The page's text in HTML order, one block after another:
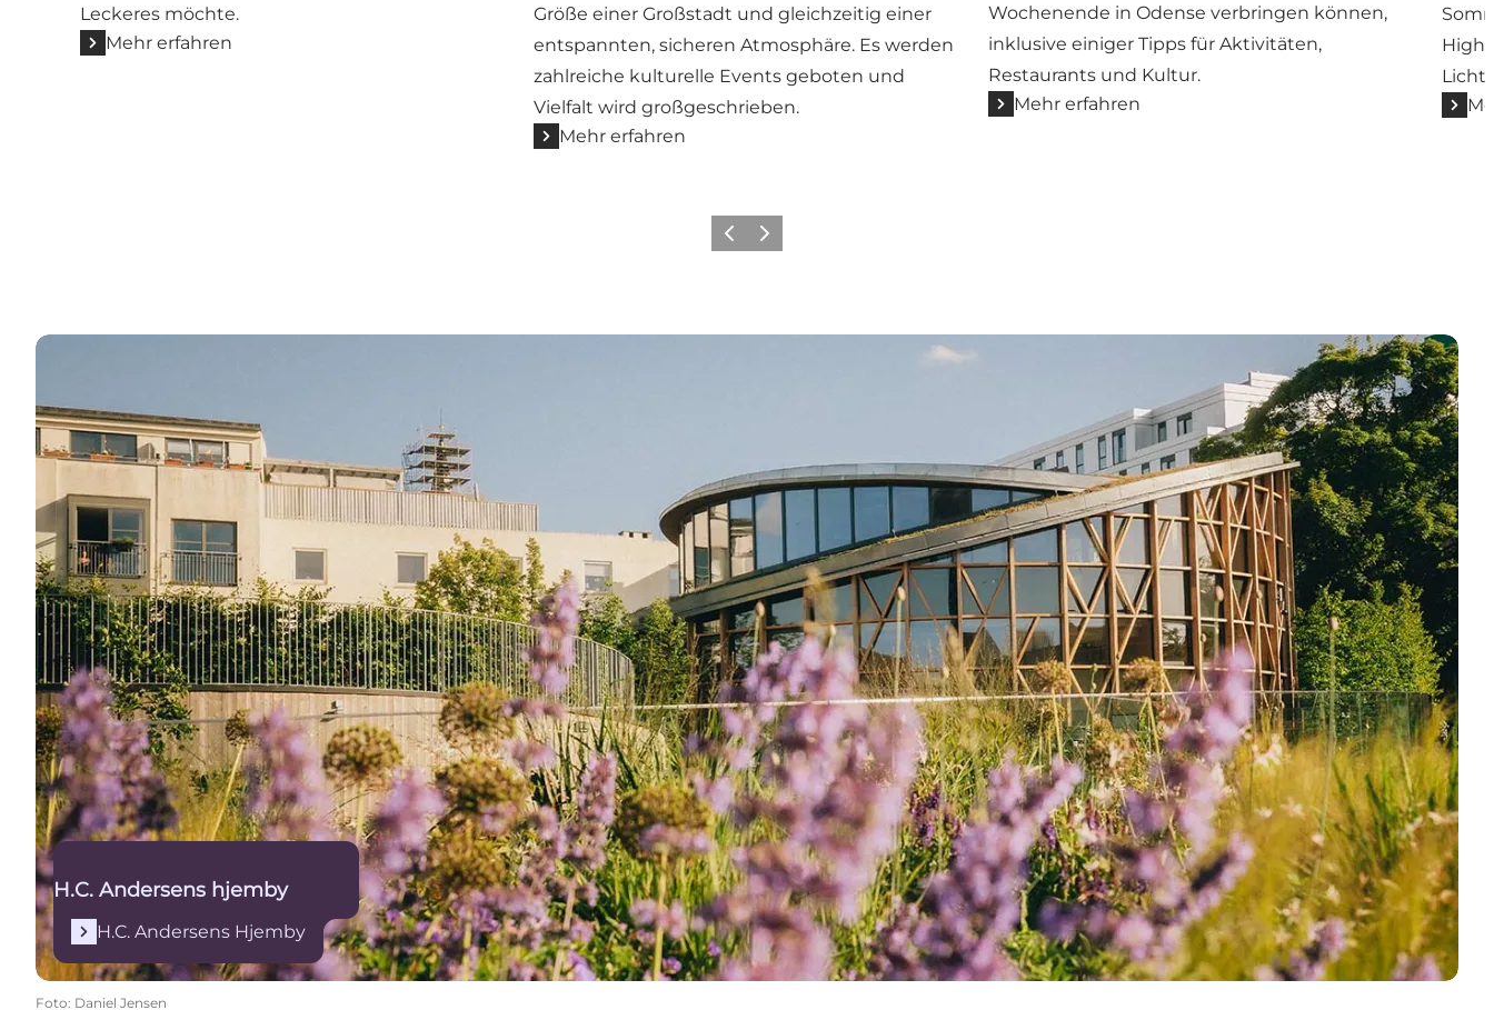
Leckeres möchte.
Mehr erfahren
Größe einer Großstadt und gleichzeitig einer
entspannten, sicheren Atmosphäre. Es werden
zahlreiche kulturelle Events geboten und
Vielfalt wird großgeschrieben.
Mehr erfahren
Wochenende in Odense verbringen können,
inklusive einiger Tipps für Aktivitäten,
Restaurants und Kultur.
Mehr erfahren
ZurückWeiter
H.C. Andersens Hjemby
H.C. Andersens hjemby
H.C. Andersens Hjemby
Foto: Daniel Jensen